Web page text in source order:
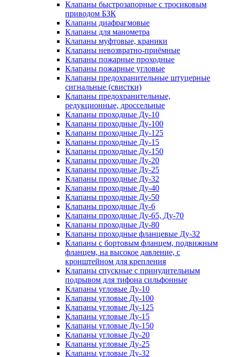
Клапаны быстрозапорные с тросиковым
приводом БЗК
Клапаны диафрагмовые
Клапаны для манометра
Клапаны муфтовые, краники
Клапаны невозвратно-приёмные
Клапаны пожарные проходные
Клапаны пожарные угловые
Клапаны предохранительные штуцерные
сигнальные (свистки)
Клапаны предохранительные,
редукционные, дроссельные
Клапаны проходные Ду-10
Клапаны проходные Ду-100
Клапаны проходные Ду-125
Клапаны проходные Ду-15
Клапаны проходные Ду-150
Клапаны проходные Ду-20
Клапаны проходные Ду-25
Клапаны проходные Ду-32
Клапаны проходные Ду-40
Клапаны проходные Ду-50
Клапаны проходные Ду-6
Клапаны проходные Ду-65, Ду-70
Клапаны проходные Ду-80
Клапаны проходные фланцевые Ду-32
Клапаны с бортовым фланцем, подвижным
фланцем, на высокое давление, с
кронштейном для крепления
Клапаны спускные с принудительным
подрывом для тифона сильфонные
Клапаны угловые Ду-10
Клапаны угловые Ду-100
Клапаны угловые Ду-125
Клапаны угловые Ду-15
Клапаны угловые Ду-150
Клапаны угловые Ду-20
Клапаны угловые Ду-25
Клапаны угловые Ду-32